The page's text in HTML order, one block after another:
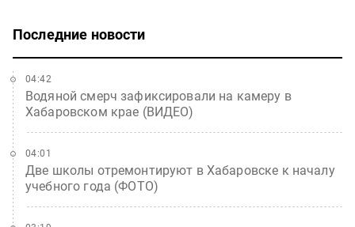
Последние новости
Водяной смерч зафиксировали на камеру в
Хабаровском крае (ВИДЕО)
04:42
Две школы отремонтируют в Хабаровске к началу
учебного года (ФОТО)
04:01